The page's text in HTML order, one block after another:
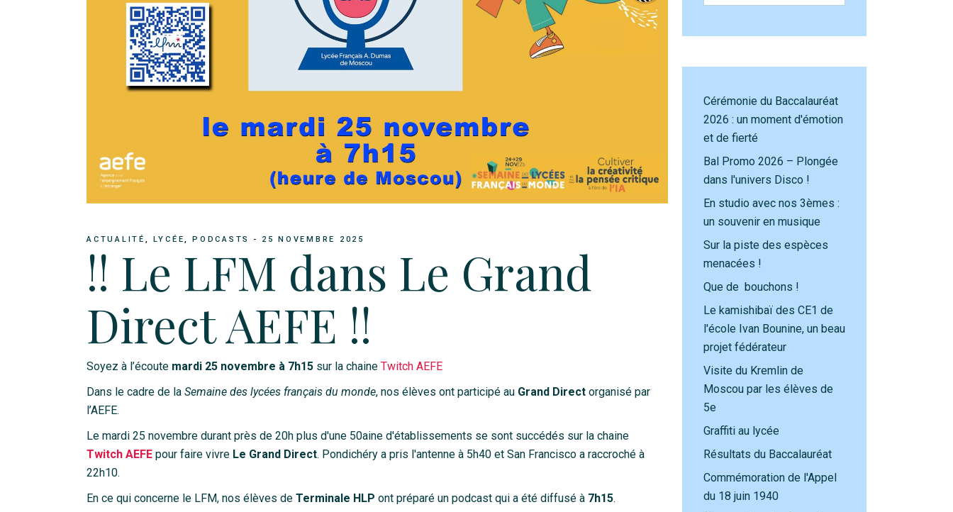
ACTUALITÉ LYCÉE PODCASTS 25 NOVEMBRE 2025
!! Le LFM dans Le Grand
Direct AEFE !!
Soyez à l’écoute mardi 25 novembre à 7h15 sur la chaine Twitch AEFE
Dans le cadre de la Semaine des lycées français du monde, nos élèves ont participé au Grand Direct organisé par
l’AEFE.
Le mardi 25 novembre durant près de 20h plus d'une 50aine d'établissements se sont succédés sur la chaine
Twitch AEFE pour faire vivre Le Grand Direct. Pondichéry a pris l'antenne à 5h40 et San Francisco a raccroché à
22h10.
En ce qui concerne le LFM, nos élèves de Terminale HLP ont préparé un podcast qui a été diffusé à 7h15.
Cérémonie du Baccalauréat
2026 : un moment d'émotion
et de fierté
Bal Promo 2026 – Plongée
dans l'univers Disco !
En studio avec nos 3èmes :
un souvenir en musique
Sur la piste des espèces
menacées !
Que de bouchons !
Le kamishibaï des CE1 de
l'école Ivan Bounine, un beau
projet fédérateur
Visite du Kremlin de
Moscou par les élèves de
5e
Graffiti au lycée
Résultats du Baccalauréat
Commémoration de l'Appel
du 18 juin 1940